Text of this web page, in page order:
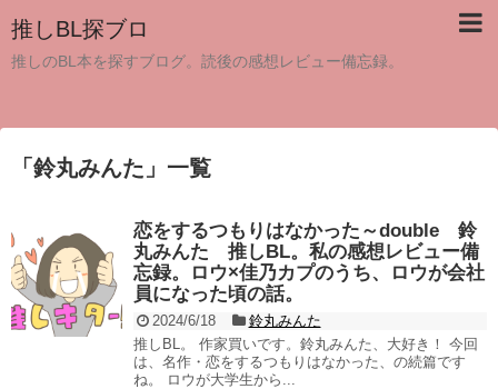
推しBL探ブロ
推しのBL本を探すブログ。読後の感想レビュー備忘録。
「 鈴丸みんた 」 一覧
恋をするつもりはなかった～double 鈴
丸みんた 推しBL。私の感想レビュー備
忘録。ロウ×佳乃カプのうち、ロウが会社
員になった頃の話。
2024/6/18
鈴丸みんた
推しBL。 作家買いです。鈴丸みんた、大好き！ 今回
は、名作・恋をするつもりはなかった、の続篇です
ね。 ロウが大学生から...